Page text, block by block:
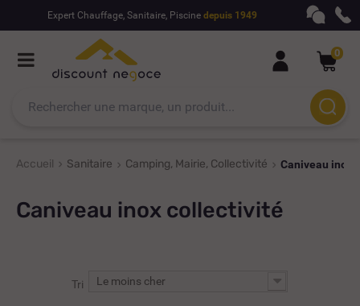
Expert Chauffage, Sanitaire, Piscine depuis 1949
0
Accueil Sanitaire Camping, Mairie, Collectivité Caniveau inox
Caniveau inox collectivité
Tri Le moins cher